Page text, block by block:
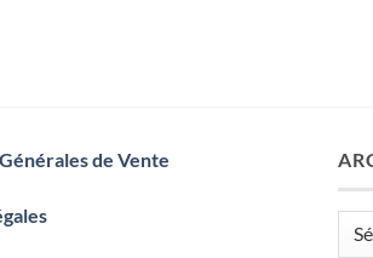
de Vente